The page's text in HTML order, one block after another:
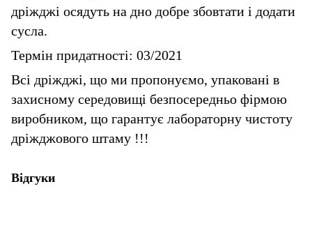
дріжджі осядуть на дно добре збовтати і додати
сусла.
Термін придатності: 03/2021
Всі дріжджі, що ми пропонуємо, упаковані в
захисному середовищі безпосередньо фірмою
виробником, що гарантує лабораторну чистоту
дріжджового штаму !!!
Відгуки